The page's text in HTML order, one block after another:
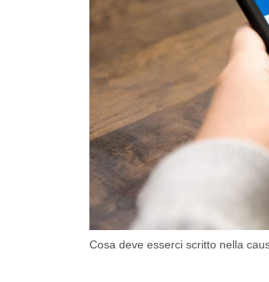
Cosa deve esserci scritto nella